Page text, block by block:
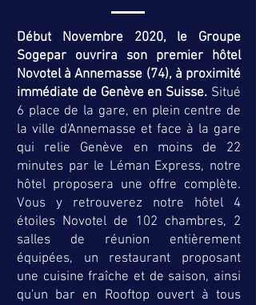
Début Novembre 2020, le Groupe
Sogepar ouvrira son premier hôtel
Novotel à Annemasse (74), à proximité
immédiate de Genève en Suisse. Situé
6 place de la gare, en plein centre de
la ville d'Annemasse et face à la gare
qui relie Genève en moins de 22
minutes par le Léman Express, notre
hôtel proposera une offre complète.
Vous y retrouverez notre hôtel 4
étoiles Novotel de 102 chambres, 2
salles de réunion entièrement
équipées, un restaurant proposant
une cuisine fraîche et de saison, ainsi
qu'un bar en Rooftop ouvert à tous